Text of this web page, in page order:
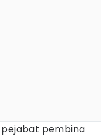
pembina